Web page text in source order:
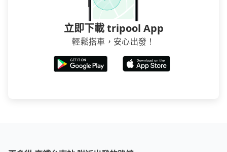
立即下載 tripool App
輕鬆搭車，安心出發！